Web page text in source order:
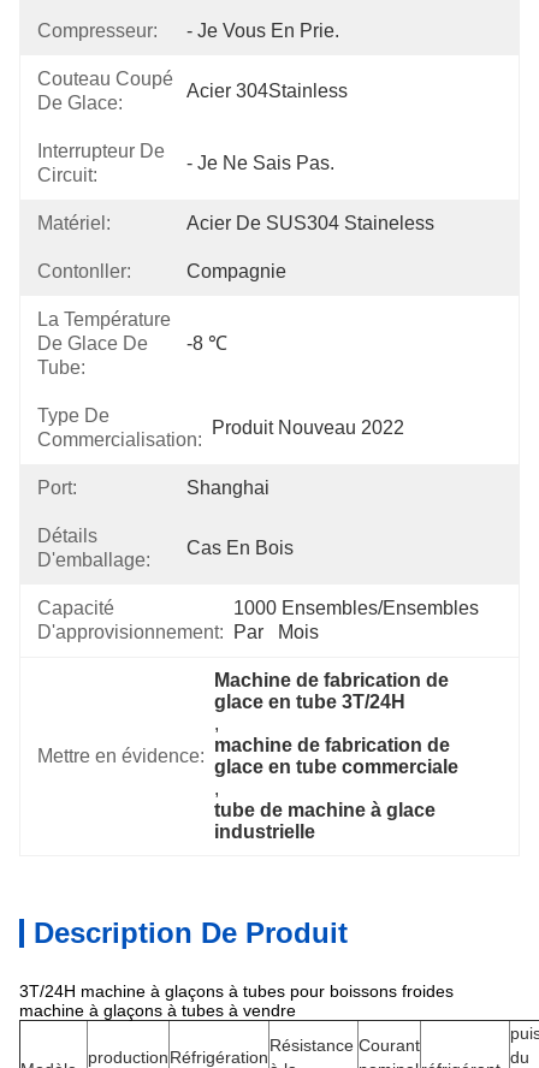
Compresseur: - Je Vous En Prie.
Couteau Coupé
De Glace:
Acier 304Stainless
Interrupteur De
Circuit:
- Je Ne Sais Pas.
Matériel: Acier De SUS304 Staineless
Contonller: Compagnie
La Température
De Glace De
Tube:
-8 ℃
Type De
Commercialisation:
Produit Nouveau 2022
Port: Shanghai
Détails
D'emballage:
Cas En Bois
Capacité
D'approvisionnement:
1000 Ensembles/ensembles
Par   Mois
Mettre en évidence:
Machine de fabrication de
glace en tube 3T/24H
,
machine de fabrication de
glace en tube commerciale
,
tube de machine à glace
industrielle
Description De Produit
3T/24H machine à glaçons à tubes pour boissons froides
machine à glaçons à tubes à vendre
productionRéfrigération
Résistance Courant
du